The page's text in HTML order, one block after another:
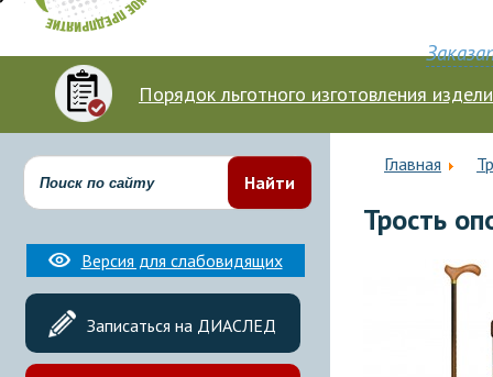
Порядок льготного изготовления
Главная
Трость
Найти
Версия для слабовидящих
Записаться на ДИАСЛЕД